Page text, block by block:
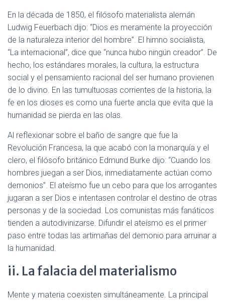
En la década de 1850, el filósofo materialista alemán
Ludwig Feuerbach dijo: “Dios es meramente la proyección
de la naturaleza interior del hombre”. El himno socialista,
“La internacional”, dice que “nunca hubo ningún creador”. De
hecho, los estándares morales, la cultura, la estructura
social y el pensamiento racional del ser humano provienen
de lo divino. En las tumultuosas corrientes de la historia, la
fe en los dioses es como una fuerte ancla que evita que la
humanidad se pierda en las olas.
Al reflexionar sobre el baño de sangre que fue la
Revolución Francesa, la que acabó con la monarquía y el
clero, el filósofo británico Edmund Burke dijo: “Cuando los
hombres juegan a ser Dios, inmediatamente actúan como
demonios”. El ateísmo fue un cebo para que los arrogantes
jugaran a ser Dios e intentasen controlar el destino de otras
personas y de la sociedad. Los comunistas más fanáticos
tienden a autodivinizarse. Difundir el ateísmo es el primer
paso entre todas las artimañas del demonio para arruinar a
la humanidad.
ii. La falacia del materialismo
Mente y materia coexisten simultáneamente. La principal